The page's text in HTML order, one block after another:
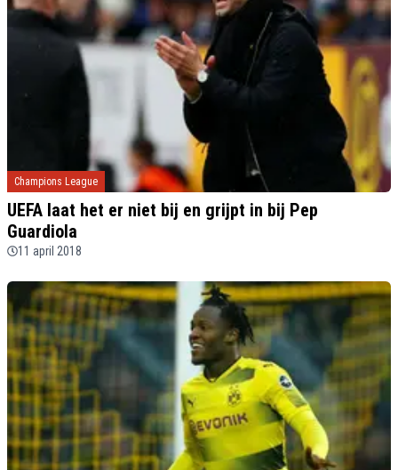
Champions League
UEFA laat het er niet bij en grijpt in bij Pep
Guardiola
11 april 2018